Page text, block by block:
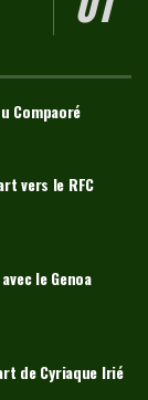
Compaoré
vers le RFC
le Genoa
de Cyriaque Irié